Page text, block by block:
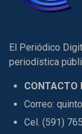
El Periódico
periodística
CONTACTO
Correo:
Cel. (591)